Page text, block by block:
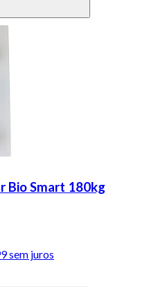
Bio Smart 180kg
sem juros